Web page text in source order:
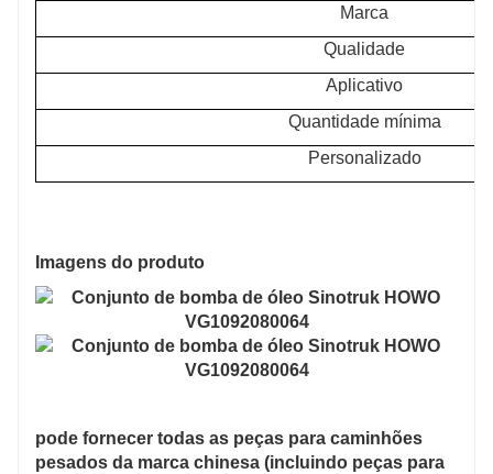
Marca
Qualidade
Aplicativo
Quantidade mínima
Personalizado
Imagens do produto
pode fornecer todas as peças para caminhões
pesados ​​​​da marca chinesa (incluindo peças para